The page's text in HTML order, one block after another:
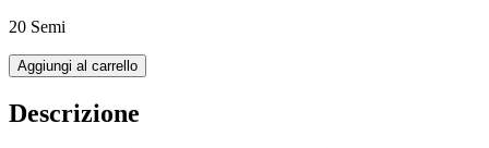
20 Semi
Aggiungi al carrello
Descrizione